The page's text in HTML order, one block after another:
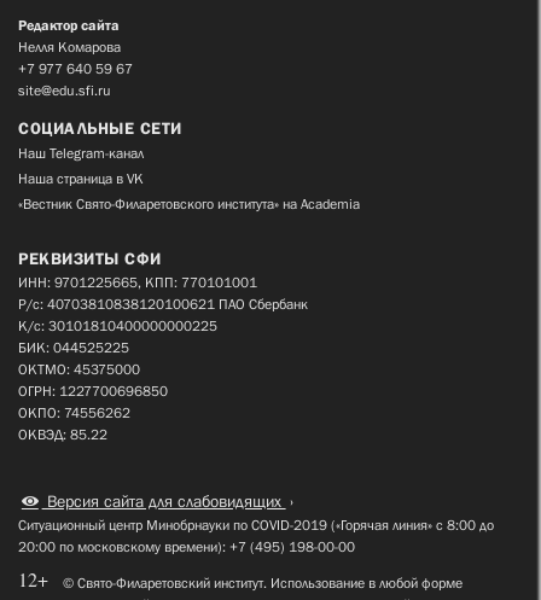
Редактор сайта
Нелля Комарова
+7 977 640 59 67
site@edu.sfi.ru
СОЦИАЛЬНЫЕ СЕТИ
Наш Telegram-канал
Наша страница в VK
«Вестник Свято-Филаретовского института» на Academia
РЕКВИЗИТЫ СФИ
ИНН: 9701225665, КПП: 770101001
Р/с: 40703810838120100621 ПАО Сбербанк
К/с: 30101810400000000225
БИК: 044525225
ОКТМО: 45375000
ОГРН: 1227700696850
ОКПО: 74556262
ОКВЭД: 85.22
Версия сайта для слабовидящих
Ситуационный центр Минобрнауки по COVID-2019 («Горячая линия» с 8:00 до
20:00 по московскому времени): +7 (495) 198-00-00
12+
© Свято-Филаретовский институт. Использование в любой форме